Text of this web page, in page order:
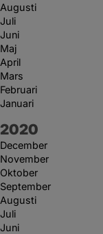
Augusti
Juli
Juni
Maj
April
Mars
Februari
Januari
År:
2020
December
November
Oktober
September
Augusti
Juli
Juni